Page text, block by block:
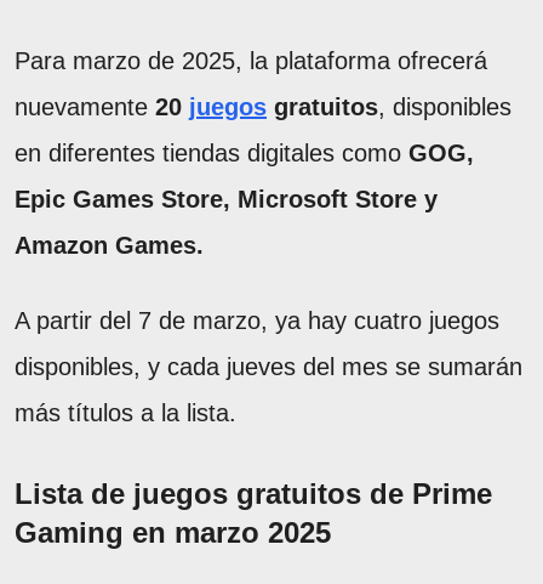
Para marzo de 2025, la plataforma ofrecerá
nuevamente 20 juegos gratuitos, disponibles
en diferentes tiendas digitales como GOG,
Epic Games Store, Microsoft Store y
Amazon Games.
A partir del 7 de marzo, ya hay cuatro juegos
disponibles, y cada jueves del mes se sumarán
más títulos a la lista.
Lista de juegos gratuitos de Prime
Gaming en marzo 2025